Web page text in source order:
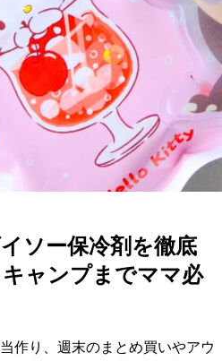
イソー保冷剤を徹底
ャンプまでママ必
作り、週末のまとめ買いやアウ